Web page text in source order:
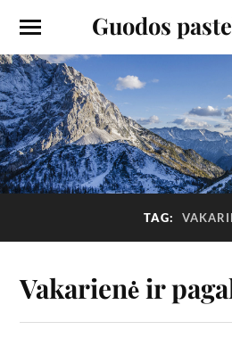
Guodos
TAG:
Vakarienė ir